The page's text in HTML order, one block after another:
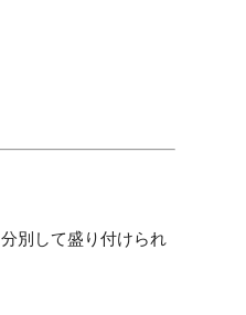
別して盛り付けられ